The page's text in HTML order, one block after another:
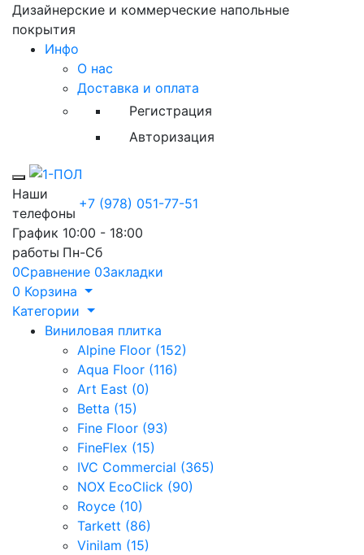
Дизайнерские и коммерческие напольные
покрытия
Инфо
О нас
Доставка и оплата
Регистрация
Авторизация
Toggle mobile menu
Наши
телефоны
+7 (978) 051-77-51
График
работы
10:00 - 18:00
Пн-Сб
0Сравнение 0Закладки
0 Корзина
Категории
Виниловая плитка
Alpine Floor (152)
Aqua Floor (116)
Art East (0)
Betta (15)
Fine Floor (93)
FineFlex (15)
IVC Commercial (365)
NOX EcoClick (90)
Royce (10)
Tarkett (86)
Vinilam (15)